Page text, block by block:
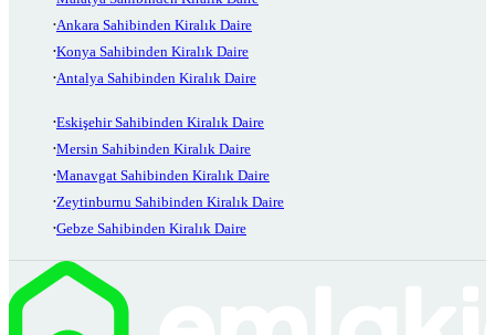
Ankara Sahibinden Kiralık Daire
Konya Sahibinden Kiralık Daire
Antalya Sahibinden Kiralık Daire
Eskişehir Sahibinden Kiralık Daire
Mersin Sahibinden Kiralık Daire
Manavgat Sahibinden Kiralık Daire
Zeytinburnu Sahibinden Kiralık Daire
Gebze Sahibinden Kiralık Daire